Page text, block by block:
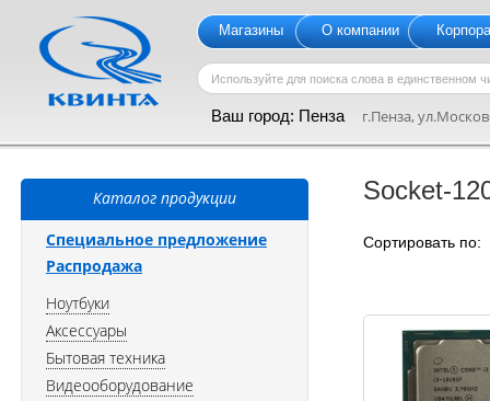
Магазины О компании
Ваш город: Пенза г.Пенза,
Socket-
Сортировать
Каталог продукции
Специальное предложение
Распродажа
Ноутбуки
Аксессуары
Бытовая техника
Видеооборудование